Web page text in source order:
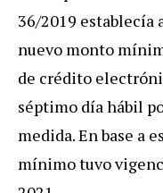
36/2019 establecía
nuevo monto
de crédito
séptimo día hábil
medida. En base a
mínimo tuvo